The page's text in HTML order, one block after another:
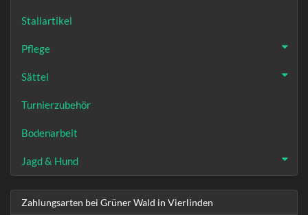
Stallartikel
Pflege
Sättel
Turnierzubehör
Bodenarbeit
Jagd & Hund
Zahlungsarten bei Grüner Wald in Vierlinden